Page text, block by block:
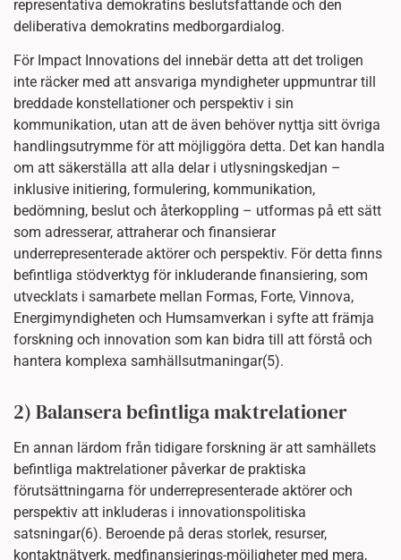
representativa demokratins beslutsfattande och den
deliberativa demokratins medborgardialog.
För Impact Innovations del innebär detta att det troligen
inte räcker med att ansvariga myndigheter uppmuntrar till
breddade konstellationer och perspektiv i sin
kommunikation, utan att de även behöver nyttja sitt övriga
handlingsutrymme för att möjliggöra detta. Det kan handla
om att säkerställa att alla delar i utlysningskedjan –
inklusive initiering, formulering, kommunikation,
bedömning, beslut och återkoppling – utformas på ett sätt
som adresserar, attraherar och finansierar
underrepresenterade aktörer och perspektiv. För detta finns
befintliga stödverktyg för inkluderande finansiering, som
utvecklats i samarbete mellan Formas, Forte, Vinnova,
Energimyndigheten och Humsamverkan i syfte att främja
forskning och innovation som kan bidra till att förstå och
hantera komplexa samhällsutmaningar(5).
2) Balansera befintliga maktrelationer
En annan lärdom från tidigare forskning är att samhällets
befintliga maktrelationer påverkar de praktiska
förutsättningarna för underrepresenterade aktörer och
perspektiv att inkluderas i innovationspolitiska
satsningar(6). Beroende på deras storlek, resurser,
kontaktnätverk, medfinansierings-möjligheter med mera,